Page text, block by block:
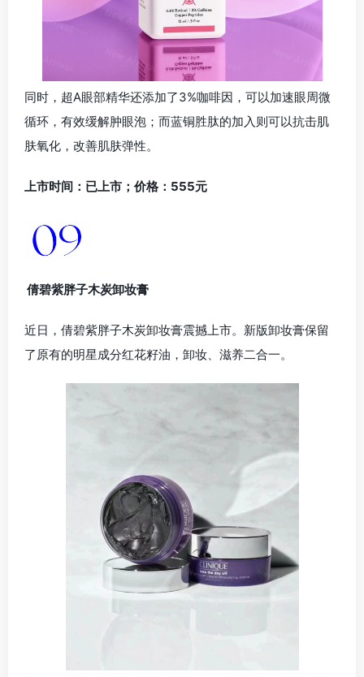
同时，超A眼部精华还添加了3%咖啡因，可以加速眼周微
循环，有效缓解肿眼泡；而蓝铜胜肽的加入则可以抗击肌
肤氧化，改善肌肤弹性。
上市时间：已上市；价格：555元
倩碧紫胖子木炭卸妆膏
近日，倩碧紫胖子木炭卸妆膏震撼上市。新版卸妆膏保留
了原有的明星成分红花籽油，卸妆、滋养二合一。